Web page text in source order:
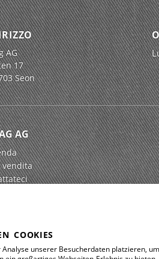
AG
17
Seon
AG
vendita
Protezione dei dati
COOKIES
unserer Besucherdaten platzieren,